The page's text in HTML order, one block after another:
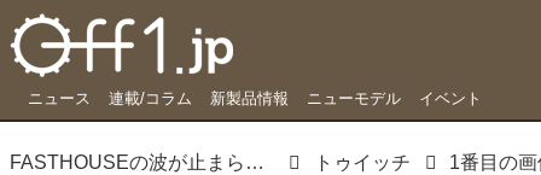
ニュース 連載/コラム 新製品情報 ニューモデル イベント
FASTHOUSEの波が止まらない FMXライダーとのコラボモデル登場 トゥイッチ 1番目の